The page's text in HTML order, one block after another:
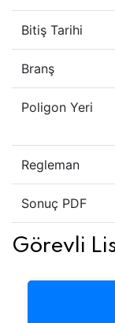
Bitiş Tarihi
Branş
Poligon Yeri
Regleman
Sonuç PDF
Görevli